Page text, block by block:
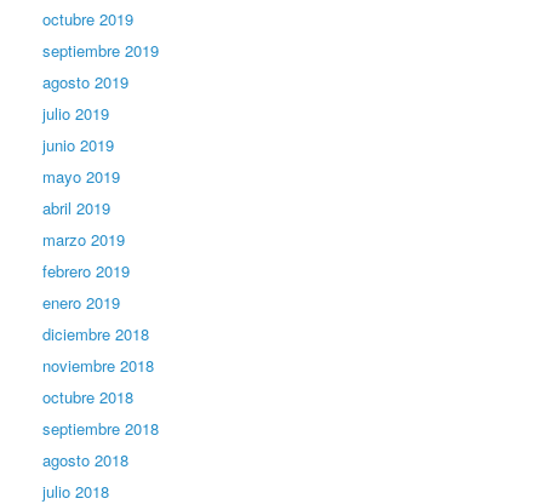
octubre 2019
septiembre 2019
agosto 2019
julio 2019
junio 2019
mayo 2019
abril 2019
marzo 2019
febrero 2019
enero 2019
diciembre 2018
noviembre 2018
octubre 2018
septiembre 2018
agosto 2018
julio 2018